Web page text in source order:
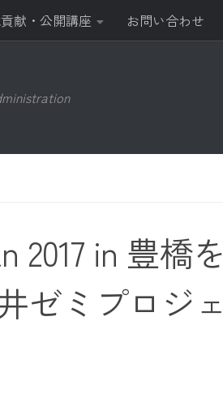
献・公開講座 お問い合わせ
2017 in 豊橋を
ゼミプロジェ